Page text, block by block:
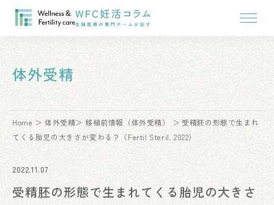
体外受精
Home 体外受精 移植前情報（体外受精）
受精胚の形態で生まれ
てくる胎児の大きさが変わる？（Fertil Steril. 2022）
2022.11.07
受精胚の形態で生まれてくる胎児の大きさ